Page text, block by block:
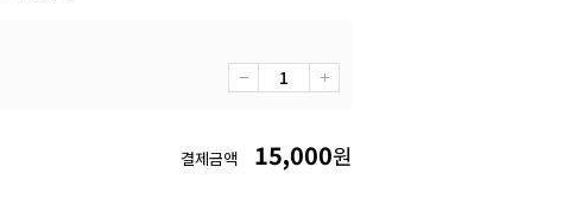
결제금액 15,000원